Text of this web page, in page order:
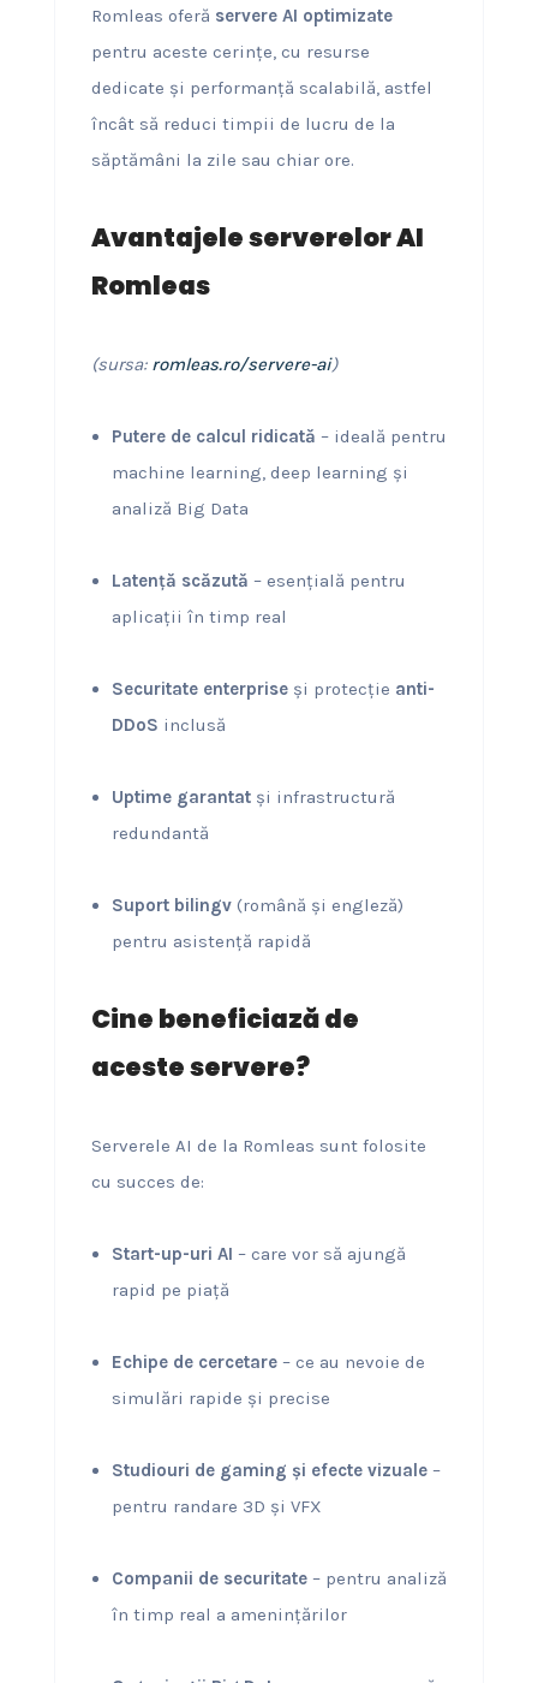
Romleas oferă servere AI optimizate
pentru aceste cerințe, cu resurse
dedicate și performanță scalabilă, astfel
încât să reduci timpii de lucru de la
săptămâni la zile sau chiar ore.
Avantajele serverelor AI
Romleas
(sursa: romleas.ro/servere-ai)
Putere de calcul ridicată – ideală pentru
machine learning, deep learning și
analiză Big Data
Latență scăzută – esențială pentru
aplicații în timp real
Securitate enterpriseși protecție anti-
DDoS inclusă
Uptime garantatși infrastructură
redundantă
Suport bilingv(română și engleză)
pentru asistență rapidă
Cine beneficiază de
aceste servere?
Serverele AI de la Romleas sunt folosite
cu succes de:
Start-up-uri AI – care vor să ajungă
rapid pe piață
Echipe de cercetare– ce au nevoie de
simulări rapide și precise
Studiouri de gaming și efecte vizuale–
pentru randare 3D și VFX
Companii de securitate– pentru analiză
în timp real a amenințărilor